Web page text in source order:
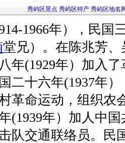
秀屿区景点 秀屿区特产 秀屿区地名
1966年），民国
堂兄）。在陈兆芳
年(1929年）加入
二十六年(1937年
革命运动，组织农
(1939年）加人中
队交通联络员。民